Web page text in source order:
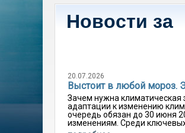
Новости за
20.07.2026
Выстоит в любой мороз.
Зачем нужна климатическая
адаптации к изменению
очередь обязан до 30 июня
изменениям. Среди ключевых